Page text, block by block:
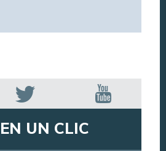
EN UN CLIC